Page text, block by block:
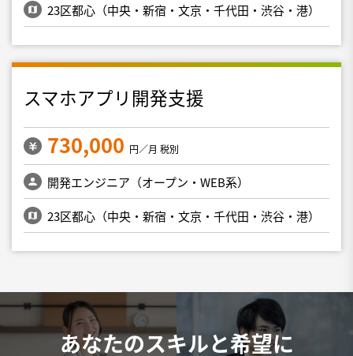
23区都心（中央・新宿・文京・千代田・渋谷・港）
スマホアプリ開発支援
730,000 円／月 税別
開発エンジニア（オープン・WEB系）
23区都心（中央・新宿・文京・千代田・渋谷・港）
あなたのスキルと希望に